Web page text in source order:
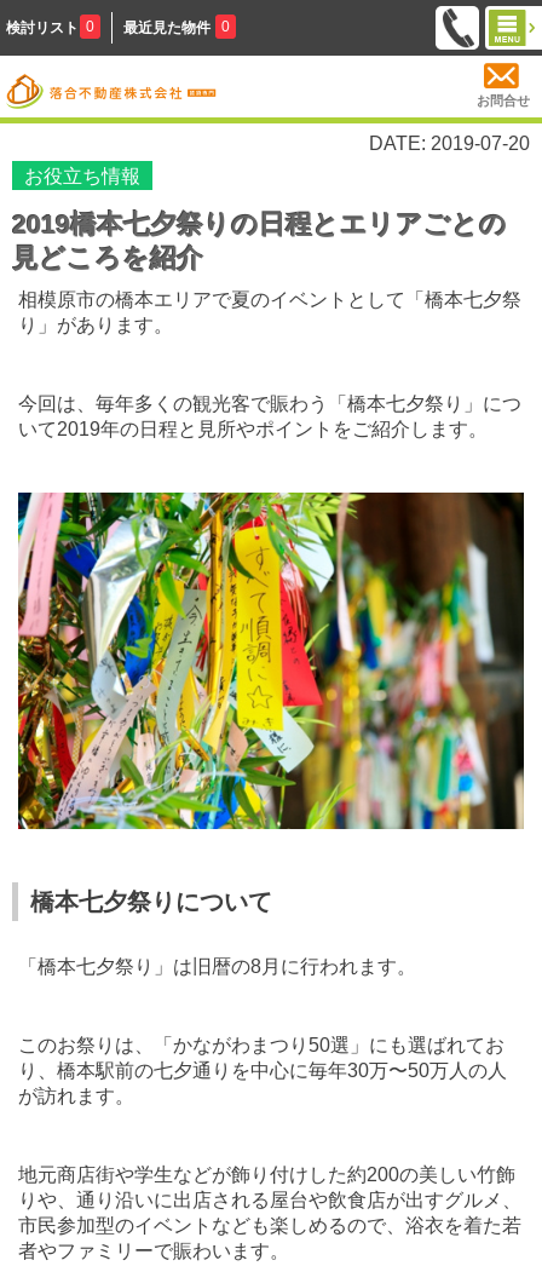
検討リスト 0 最近見た物件 0
お問合せ
DATE: 2019-07-20
お役立ち情報
2019橋本七夕祭りの日程とエリアごとの
見どころを紹介
相模原市の橋本エリアで夏のイベントとして「橋本七夕祭
り」があります。
今回は、毎年多くの観光客で賑わう「橋本七夕祭り」につ
いて2019年の日程と見所やポイントをご紹介します。
橋本七夕祭りについて
「橋本七夕祭り」は旧暦の8月に行われます。
このお祭りは、「かながわまつり 50選」にも選ばれてお
り、橋本駅前の七夕通りを中心に毎年30万〜50万人の人
が訪れます。
地元商店街や学生などが飾り付けした約200の美しい竹飾
りや、通り沿いに出店される屋台や飲食店が出すグルメ、
市民参加型のイベントなども楽しめるので、浴衣を着た若
者やファミリーで賑わいます。